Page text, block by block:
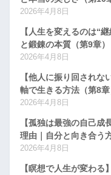
2026年4月8日
【人生を変えるのは“
と鍛錬の本質（第9章）
2026年4月8日
【他人に振り回され
軸で生きる方法（第8章
2026年4月8日
【孤独は最強の自己
理由｜自分と向き合う
2026年4月8日
【瞑想で人生が変わ